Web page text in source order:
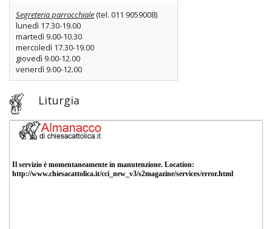
Segreteria parrocchiale(tel. 011 9059008)
lunedì 17.30-19.00
martedì 9.00-10.30
mercoledì 17.30-19.00
giovedì 9.00-12.00
venerdì 9.00-12.00
Liturgia